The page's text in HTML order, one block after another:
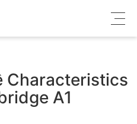
Characteristics
A1